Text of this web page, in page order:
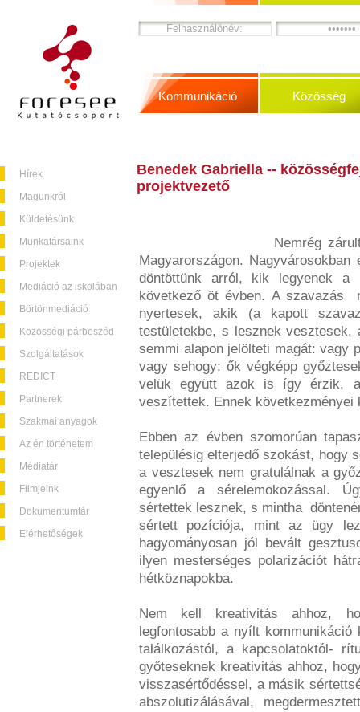
Hírek
Magunkról
Küldetésünk
Munkatársaink
Projektek
Mediáció az iskolában
Börtönmediáció
Közösségi párbeszéd
Szolgáltatások
REDICT
Partnerek
Szakmai anyagok
Az én történetem
Médiatár
Filmjeink
Dokumentumtár
Elérhetőségek
Kommunikáció Közösség
Benedek Gabriella --
projektvezető
Nemrég
Magyarországon.
döntöttünk arról, kik legyenek a
következő öt évben. A szavazás
nyertesek, akik (a kapott
testületekbe, s lesznek
semmi alapon jelölteti magát: vagy
vagy sehogy: ők végképp
velük együtt azok is így érzik,
veszítettek. Ennek következményei
Ebben az évben szomorúan
településig elterjedő szokást, hogy
a vesztesek nem gratulálnak a
egyenlő a sérelemokozással.
sértettek lesznek, s mintha
sértett pozíciója, mint az ügy
hagyományosan jól bevált
ilyen mesterséges polarizációt
hétköznapokba.
Nem kell kreativitás ahhoz,
legfontosabb a nyílt
találkozástól, a kapcsolatoktól-
győteseknek kreativitás ahhoz,
visszasértődéssel, a másik
abszolutizálásával,